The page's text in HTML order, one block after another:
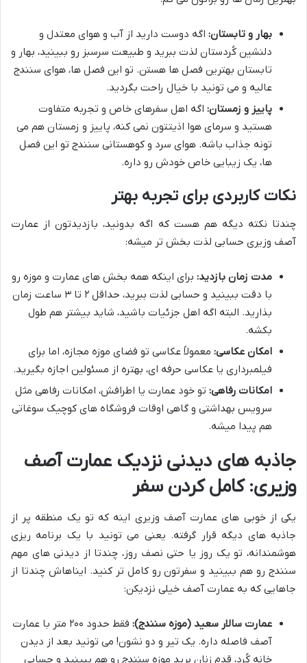
بهار و تابستان: اگه دوست دارید از آب و هوای معتدل و
دلنشین کُردستان لذت ببرید و طبیعت سرسبز رو ببینید، بهار و
تابستان بهترین فصل ها هستن. تو این فصل ها، هوای سنندج
عالیه و می تونید با خیال راحت بگردید.
پاییز و زمستان: اگه اهل سفرهای خاص و تجربه متفاوت
هستید و سرمای هوا اذیتتون نمی کنه، پاییز و زمستان هم می
تونه جذاب باشه. هوای سرد و کوهستانی سنندج تو این فصل
ها، یک زیبایی خاص خودش رو داره.
نکات کاربردی برای تجربه بهتر
چندتا نکته دیگه هم هست که اگه بدونید، بازدیدتون از عمارت
آصف وزیری حسابی لذت بخش تر میشه:
مدت زمان بازدید: برای اینکه همه بخش های عمارت و موزه رو
با دقت ببینید و حسابی لذت ببرید، حداقل ۲ تا ۳ ساعت زمان
بذارید. البته اگه اهل جزئیات باشید، شاید بیشتر هم طول
بکشه.
امکان عکاسی: معمولاً عکاسی تو فضای موزه مجازه، اما برای
فیلمبرداری یا عکاسی حرفه ای، بهتره از مسئولین اجازه بگیرید.
امکانات رفاهی: تو خود عمارت یا اطرافش، امکانات رفاهی مثل
سرویس بهداشتی و گاهی اوقات فروشگاه های کوچیک سوغاتی
هم پیدا میشه.
جاذبه های دیدنی نزدیک عمارت آصف
وزیری: کامل کردن سفر
یکی از خوبی های عمارت آصف وزیری اینه که تو یک منطقه پر از
جاذبه های دیگه قرار گرفته. یعنی می تونید با یک برنامه ریزی
هوشمندانه، تو یک روز یا حتی نصف روز، چندتا از دیدنی های مهم
سنندج رو هم ببینید و سفرتون رو کامل تر کنید. ایناهاش چندتا از
جاهایی که به عمارت آصف خیلی نزدیکن:
عمارت سالار سعید (موزه سنندج):
فقط حدود ۲۰۰ متر با عمارت
آصف فاصله داره. یک تیر و دو نشون! می تونید بعد از دیدن
خانه کُرد، قدم زنان برید موزه سنندج رو هم ببینید و حسابی